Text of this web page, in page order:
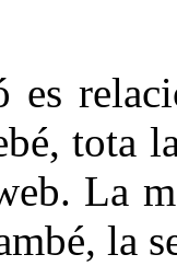
es
tota
La
la